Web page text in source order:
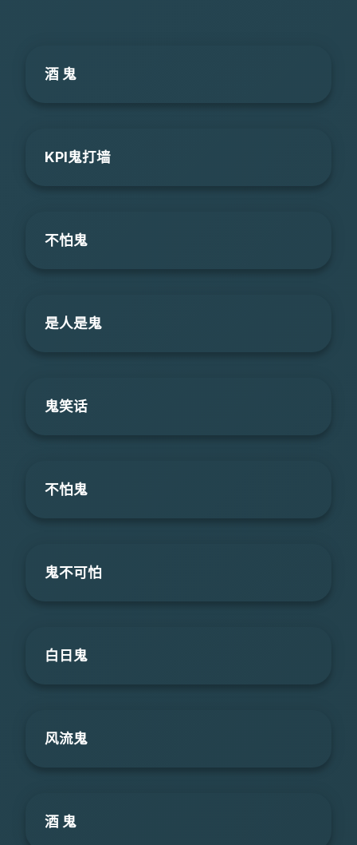
酒 鬼
KPI鬼打墙
不怕鬼
是人是鬼
鬼笑话
不怕鬼
鬼不可怕
白日鬼
风流鬼
酒 鬼